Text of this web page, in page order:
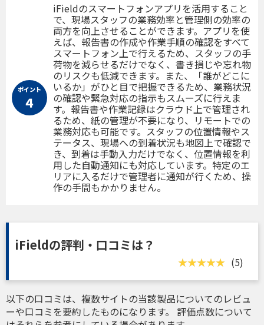
ポイント
４
iFieldのスマートフォンアプリを活用すること
で、現場スタッフの業務効率と管理側の効率の
両方を向上させることができます。アプリを使
えば、報告書の作成や作業手順の確認をすべて
スマートフォン上で行えるため、スタッフの手
荷物を減らせるだけでなく、書き損じや忘れ物
のリスクも低減できます。また、「誰がどこに
いるか」がひと目で把握できるため、業務状況
の確認や緊急対応の指示もスムーズに行えま
す。報告書や作業記録はクラウド上で管理され
るため、紙の管理が不要になり、リモートでの
業務対応も可能です。スタッフの位置情報やス
テータス、現場への到着状況も地図上で確認で
き、到着は手動入力だけでなく、位置情報を利
用した自動通知にも対応しています。特定のエ
リアに入るだけで管理者に通知が行くため、操
作の手間もかかりません。
iFieldの評判・口コミは？
(5)
以下の口コミは、複数サイトの当該製品についてのレビュ
ーや口コミを要約したものになります。 評価点数について